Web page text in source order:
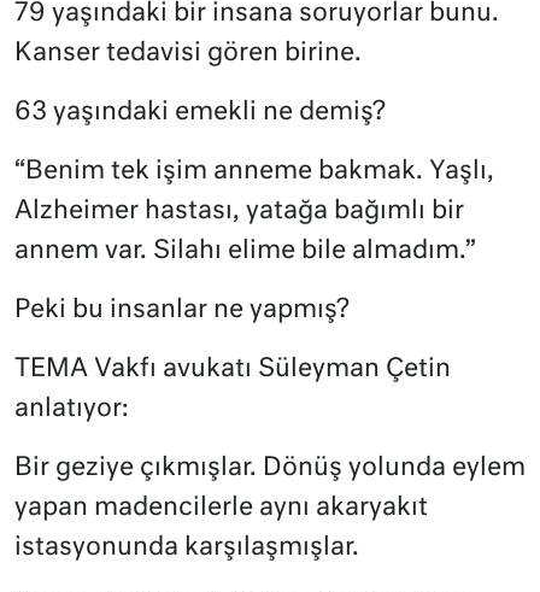
79 yaşındaki bir insana soruyorlar bunu.
Kanser tedavisi gören birine.
63 yaşındaki emekli ne demiş?
“Benim tek işim anneme bakmak. Yaşlı,
Alzheimer hastası, yatağa bağımlı bir
annem var. Silahı elime bile almadım.”
Peki bu insanlar ne yapmış?
TEMA Vakfı avukatı Süleyman Çetin
anlatıyor:
Bir geziye çıkmışlar. Dönüş yolunda eylem
yapan madencilerle aynı akaryakıt
istasyonunda karşılaşmışlar.